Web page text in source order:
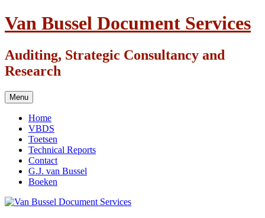
Ga
naar
inhoud
Van Bussel Document Services
Auditing, Strategic Consultancy and
Research
Menu
Home
VBDS
Toetsen
Technical Reports
Contact
G.J. van Bussel
Boeken